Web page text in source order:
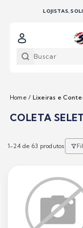
LOJISTAS,
Home / Lixeiras e
COLETA
1-24 de 63 produtos